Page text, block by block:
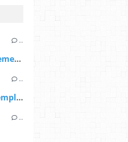
…
Groupe Communiste au département du Pas de Calais
…
Licenciements, suppressions d’emplois, luttes, propositions
…